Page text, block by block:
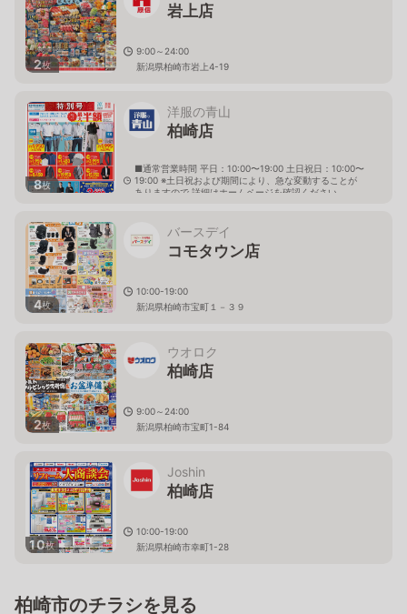
2枚
岩上店
9:00～24:00
新潟県柏崎市岩上4-19
8枚
洋服の青山
柏崎店
■通常営業時間 平日：10:00〜19:00 土日祝日：10:00〜
19:00 ※土日祝および期間により、急な変動することが
ありますので 詳細はホームページを確認ください
4枚
バースデイ
コモタウン店
10:00-19:00
新潟県柏崎市宝町１－３９
2枚
ウオロク
柏崎店
9:00～24:00
新潟県柏崎市宝町1-84
10枚
Joshin
柏崎店
10:00-19:00
新潟県柏崎市幸町1-28
柏崎市のチラシを見る